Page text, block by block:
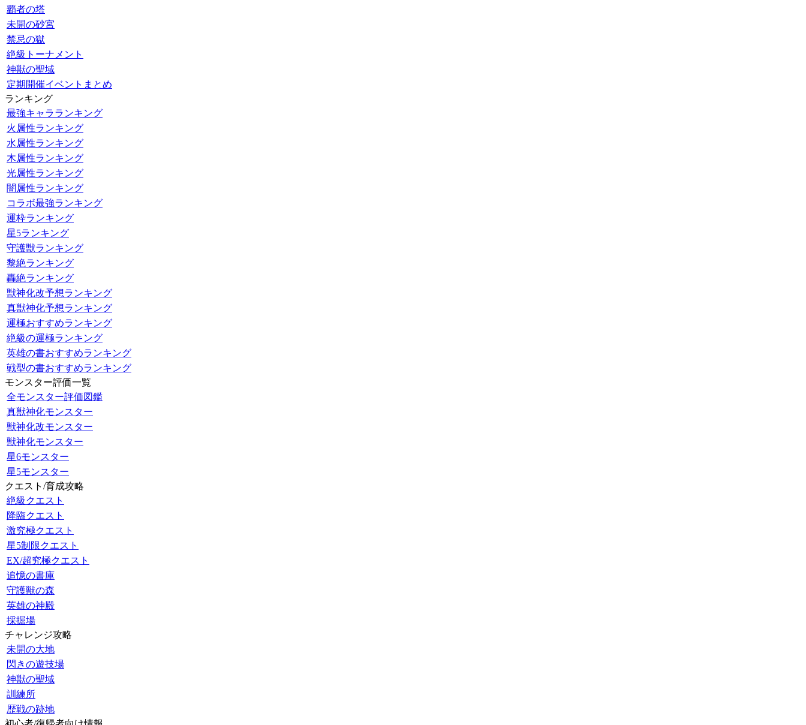
覇者の塔
未開の砂宮
禁忌の獄
絶級トーナメント
神獣の聖域
定期開催イベントまとめ
ランキング
最強キャラランキング
火属性ランキング
水属性ランキング
木属性ランキング
光属性ランキング
闇属性ランキング
コラボ最強ランキング
運枠ランキング
星5ランキング
守護獣ランキング
黎絶ランキング
轟絶ランキング
獣神化改予想ランキング
真獣神化予想ランキング
運極おすすめランキング
絶級の運極ランキング
英雄の書おすすめランキング
戦型の書おすすめランキング
モンスター評価一覧
全モンスター評価図鑑
真獣神化モンスター
獣神化改モンスター
獣神化モンスター
星6モンスター
星5モンスター
クエスト/育成攻略
絶級クエスト
降臨クエスト
激究極クエスト
星5制限クエスト
EX/超究極クエスト
追憶の書庫
守護獣の森
英雄の神殿
採掘場
チャレンジ攻略
未開の大地
閃きの遊技場
神獣の聖域
訓練所
歴戦の跡地